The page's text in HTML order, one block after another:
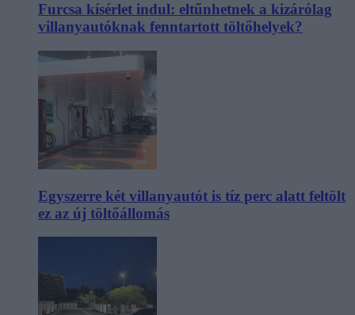
Furcsa kísérlet indul: eltűnhetnek a kizárólag
villanyautóknak fenntartott töltőhelyek?
Egyszerre két villanyautót is tíz perc alatt feltölt
ez az új töltőállomás